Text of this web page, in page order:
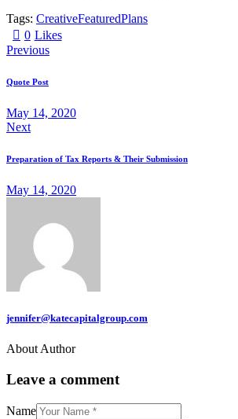
Tags: CreativeFeaturedPlans
0 Likes
Previous
Quote Post
May 14, 2020
Next
Preparation of Tax Reports & Their Submission
May 14, 2020
jennifer@katecapitalgroup.com
About Author
Leave a comment
Name